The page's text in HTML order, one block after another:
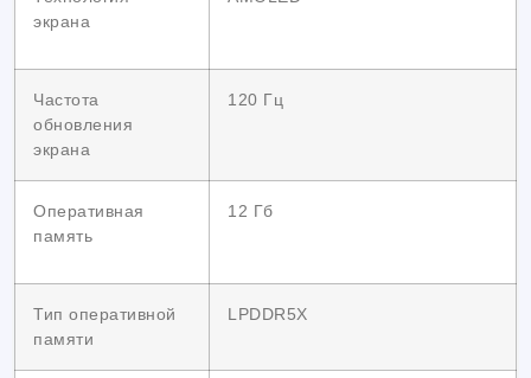
экрана
Частота
обновления
экрана
120 Гц
Оперативная
память
12 Гб
Тип оперативной
памяти
LPDDR5X